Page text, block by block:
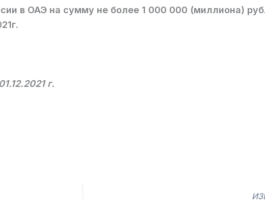
в ОАЭ на сумму не более 1 000 000 (миллиона)
г.